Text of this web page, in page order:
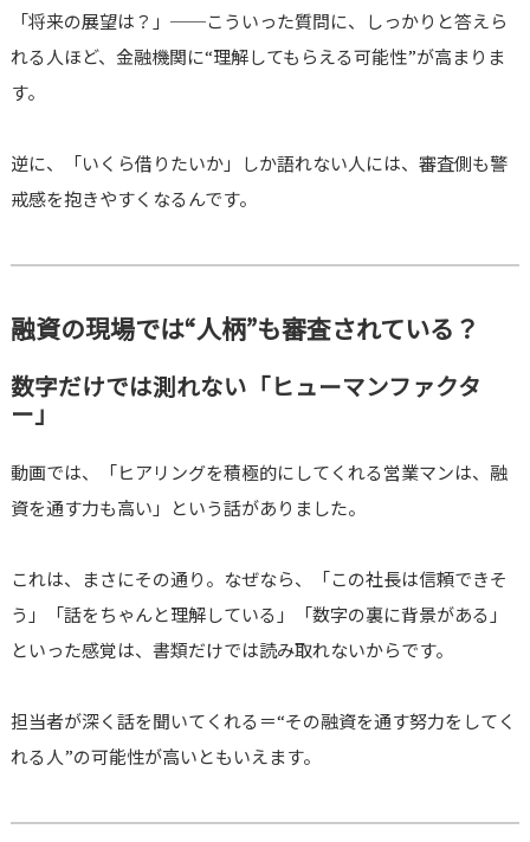
「将来の展望は？」──こういった質問に、しっかりと答えら
れる人ほど、金融機関に“理解してもらえる可能性”が高まりま
す。
逆に、「いくら借りたいか」しか語れない人には、審査側も警
戒感を抱きやすくなるんです。
融資の現場では“人柄”も審査されている？
数字だけでは測れない「ヒューマンファクタ
ー」
動画では、「ヒアリングを積極的にしてくれる営業マンは、融
資を通す力も高い」という話がありました。
これは、まさにその通り。なぜなら、「この社長は信頼できそ
う」「話をちゃんと理解している」「数字の裏に背景がある」
といった感覚は、書類だけでは読み取れないからです。
担当者が深く話を聞いてくれる＝“その融資を通す努力をしてく
れる人”の可能性が高いともいえます。